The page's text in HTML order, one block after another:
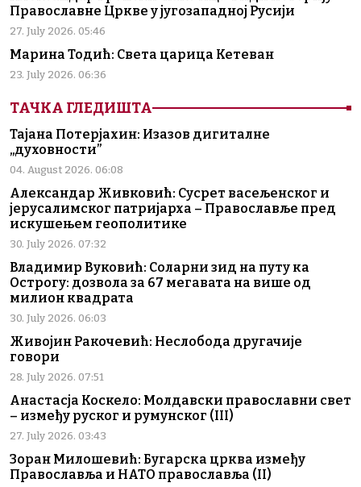
Православне Цркве у југозападној Русији
27. July 2026. 05:46
Марина Тодић: Света царица Кетеван
23. July 2026. 06:36
ТАЧКА ГЛЕДИШТА
Тајана Потерјахин: Изазов дигиталне
„духовности”
04. August 2026. 06:08
Александар Живковић: Сусрет васељенског и
јерусалимског патријарха – Православље пред
искушењем геополитике
30. July 2026. 07:32
Владимир Вуковић: Соларни зид на путу ка
Острогу: дозвола за 67 мегавата на више од
милион квадрата
30. July 2026. 06:03
Живојин Ракочевић: Неслобода другачије
говори
28. July 2026. 07:51
Анастасја Коскело: Молдавски православни свет
– између руског и румунског (III)
27. July 2026. 03:43
Зоран Милошевић: Бугарска црква између
Православља и НАТО православља (II)